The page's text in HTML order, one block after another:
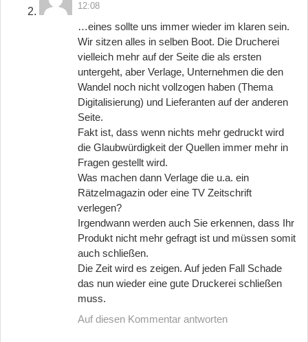
12:08
…eines sollte uns immer wieder im klaren sein.
Wir sitzen alles in selben Boot. Die Drucherei
vielleich mehr auf der Seite die als ersten
untergeht, aber Verlage, Unternehmen die den
Wandel noch nicht vollzogen haben (Thema
Digitalisierung) und Lieferanten auf der anderen
Seite.
Fakt ist, dass wenn nichts mehr gedruckt wird
die Glaubwürdigkeit der Quellen immer mehr in
Fragen gestellt wird.
Was machen dann Verlage die u.a. ein
Rätzelmagazin oder eine TV Zeitschrift
verlegen?
Irgendwann werden auch Sie erkennen, dass Ihr
Produkt nicht mehr gefragt ist und müssen somit
auch schließen.
Die Zeit wird es zeigen. Auf jeden Fall Schade
das nun wieder eine gute Druckerei schließen
muss.
Auf diesen Kommentar antworten